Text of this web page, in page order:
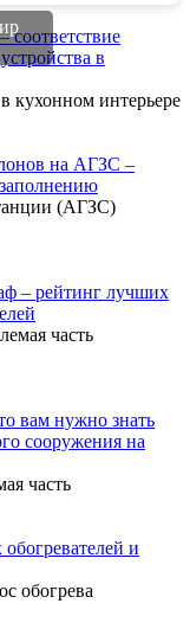
соответствие
в
кухонном интерьере
на АГЗС –
(АГЗС)
– рейтинг лучших
часть
вам нужно знать
сооружения на
часть
и
обогрева